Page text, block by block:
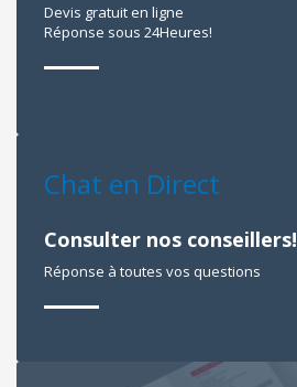
Devis gratuit en ligne
Réponse sous 24Heures!
Chat en Direct
Consulter nos conseillers!
Réponse à toutes vos questions